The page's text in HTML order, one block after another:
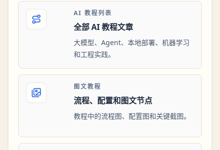
AI 教程列表
全部 AI 教程文章
大模型、Agent、本地部署、机器学习
和工程实践。
图文教程
流程、配置和图文节点
教程中的流程图、配置图和关键截图。